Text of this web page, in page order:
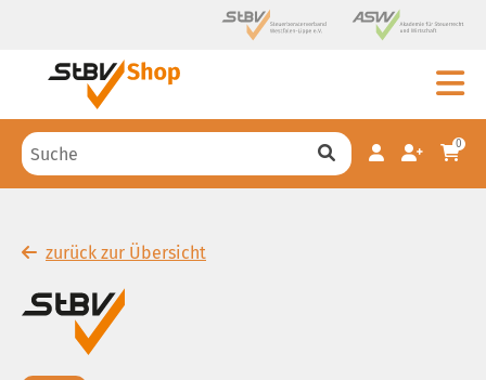
0
zurück zur Übersicht